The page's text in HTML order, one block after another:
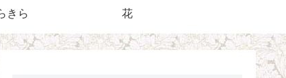
きら 花